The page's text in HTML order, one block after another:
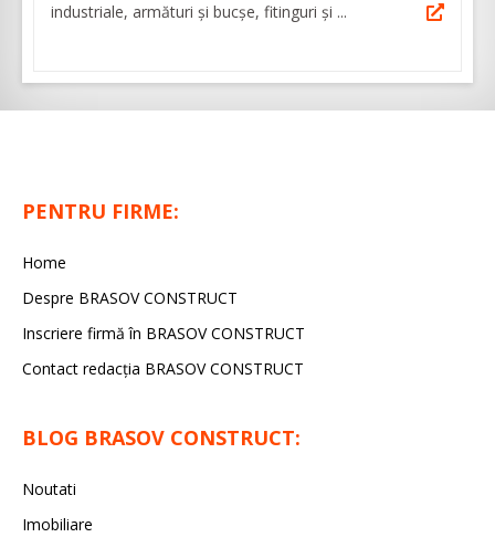
industriale, armături și bucșe, fitinguri și ...
PENTRU FIRME:
Home
Despre BRASOV CONSTRUCT
Inscriere firmă în BRASOV CONSTRUCT
Contact redacţia BRASOV CONSTRUCT
BLOG BRASOV CONSTRUCT:
Noutati
Imobiliare